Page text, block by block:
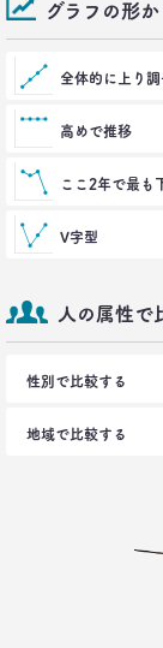
生活総研 上
ロンブ
とその理
生活総研 上
夫婦間
–日経ク
前沢 裕文
生活総研
グラフの形
全体的に上り調
高めで推移
ここ2年で最も
V字型
人の属性で
性別で比較する
地域で比較する